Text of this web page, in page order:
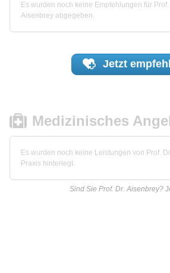
Es wurden noch keine Empfehlungen für
Aisenbrey abgegeben.
Jetzt
Medizinisches
Es wurden noch keine Leistungen von Prof.
Praxis hinterlegt.
Sind Sie Prof. Dr. Aisenbrey?